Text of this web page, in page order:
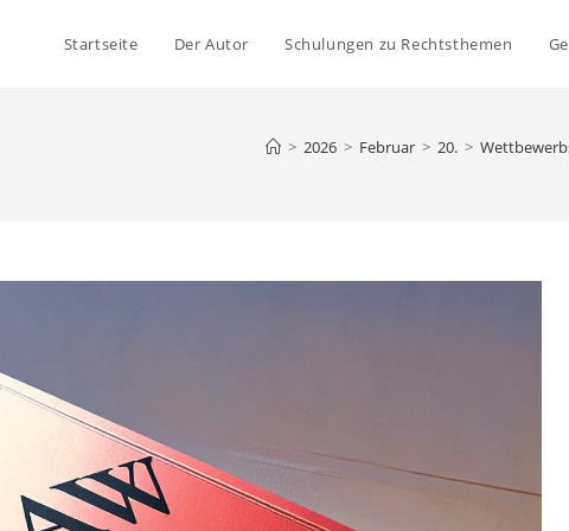
Startseite Der Autor Schulungen zu Rechtsthemen
> 2026 > Februar > 20. >